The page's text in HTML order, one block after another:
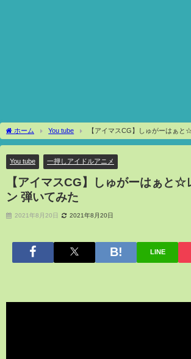
ホーム You tube
【アイマスCG】しゅがーはぁと
てみた
You tube 一押しアイドルアニメ
【アイマスCG】しゅがーはぁと☆
ン 弾いてみた
2021年8月20日 2021年8月20日
LINE